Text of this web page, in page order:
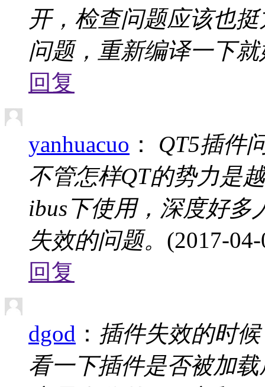
开，检查问题应该也
问题，重新编译一下
回复
yanhuacuo ：
QT5插件
不管怎样QT的势力是
ibus下使用，深度好多
失效的问题。 (2017-
回复
dgod ： 插件失效的时
看一下插件是否被加